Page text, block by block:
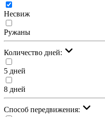
Несвиж
Ружаны
Количество дней:
5 дней
8 дней
Cпособ передвижения: